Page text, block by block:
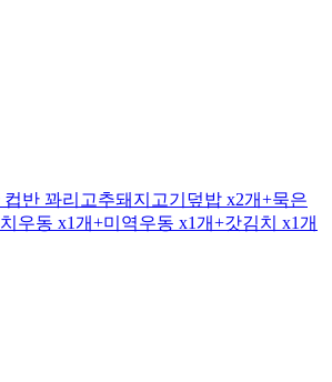
반 꽈리고추돼지고기덮밥 x2개+묵은
우동 x1개+미역우동 x1개+갓김치 x1개